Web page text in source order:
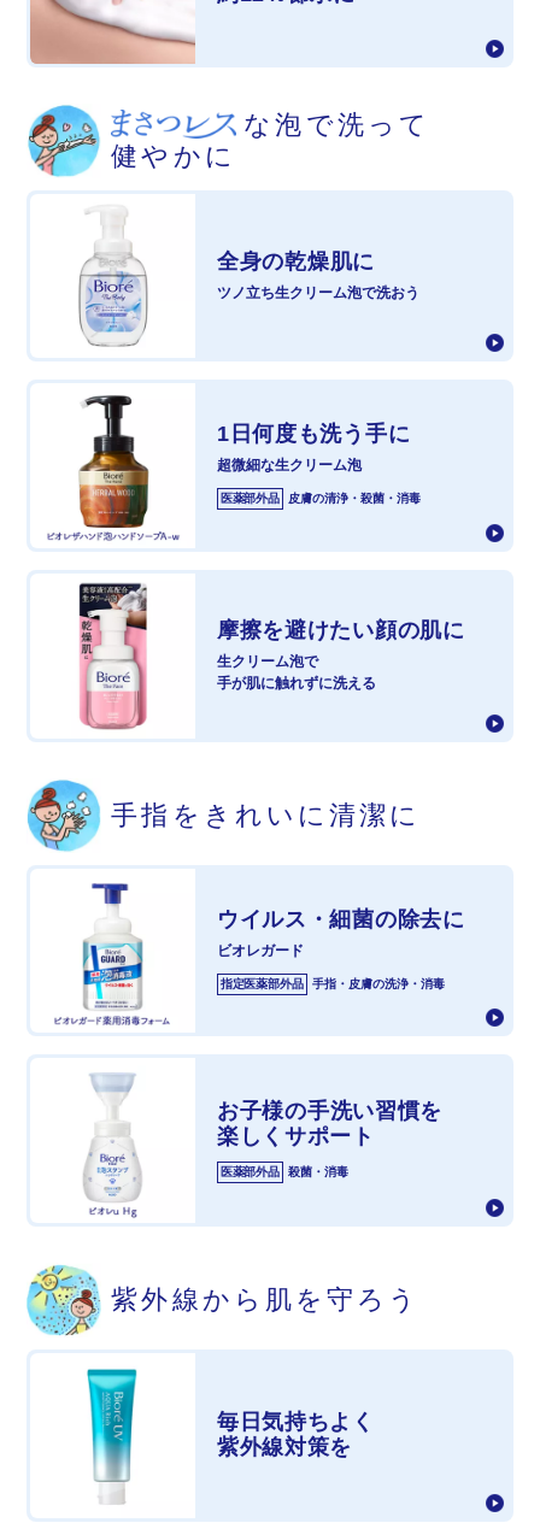
な泡で洗って
健やかに
全身の乾燥肌に
ツノ立ち生クリーム泡で洗おう
1日何度も洗う 手に
超微細な生クリーム泡
医薬部外品 皮膚の清浄・殺菌・消毒
摩擦を避けたい顔の肌に
生クリーム泡で
手が肌に触れずに洗える
手指をきれいに 清潔に
ウイルス・細菌の除去に
ビオレガード
指定医薬部外品 手指・皮膚の洗浄・消毒
お子様の手洗い習慣を
楽しくサポート
医薬部外品 殺菌・消毒
紫外線から 肌を守ろう
毎日気持ちよく
紫外線対策を